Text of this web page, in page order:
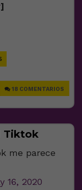
]
18 COMENTARIOS
Tiktok
me parece
16, 2020